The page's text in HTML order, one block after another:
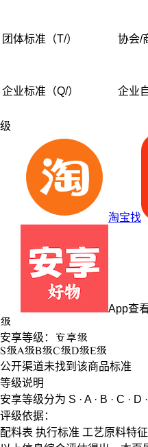
团体标准（T/） 协会/
企业标准（Q/） 企业
级
淘宝找
App查
级
安享等级： 安享级
S级A级B级C级D级E级
公开渠道未找到该商品标准
等级说明
安享等级分为 S · A · B · C · D
评级依据：
配料表 执行标准 工艺原料特征